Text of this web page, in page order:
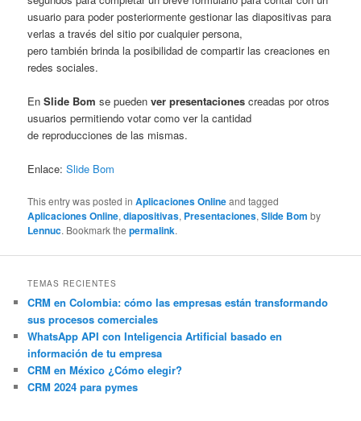
usuario para poder posteriormente gestionar las diapositivas para
verlas a través del sitio por cualquier persona,
pero también brinda la posibilidad de compartir las creaciones en
redes sociales.
EnSlide Bom se puedenver presentaciones creadas por otros
usuarios permitiendo votar como ver la cantidad
de reproducciones de las mismas.
Enlace:Slide Bom
This entry was posted inAplicaciones Onlineand tagged
Aplicaciones Online,diapositivas, Presentaciones,Slide Bom by
Lennuc. Bookmark thepermalink.
TEMAS RECIENTES
CRM en Colombia: cómo las empresas están transformando
sus procesos comerciales
WhatsApp API con Inteligencia Artificial basado en
información de tu empresa
CRM en México ¿Cómo elegir?
CRM 2024 para pymes